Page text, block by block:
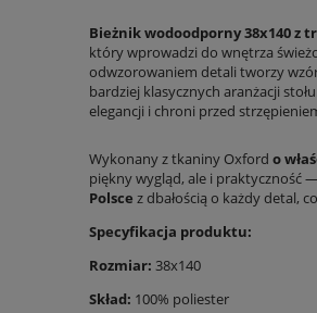
Bieżnik wodoodporny 38x140 z
który wprowadzi do wnętrza
odwzorowaniem detali tworzy
bardziej klasycznych aranżacji
elegancji i chroni przed
Wykonany z tkaniny Oxford o
piękny wygląd, ale i praktyczność
Polsce z dbałością o każdy detal,
Specyfikacja produktu:
Rozmiar: 38x140
Skład: 100% poliester